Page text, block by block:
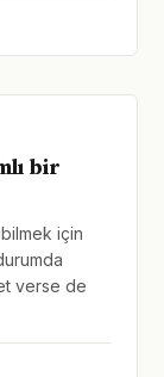
bir
için
verse de